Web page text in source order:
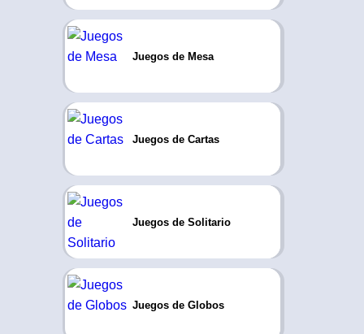
Juegos de Mesa
Juegos de Cartas
Juegos de Solitario
Juegos de Globos